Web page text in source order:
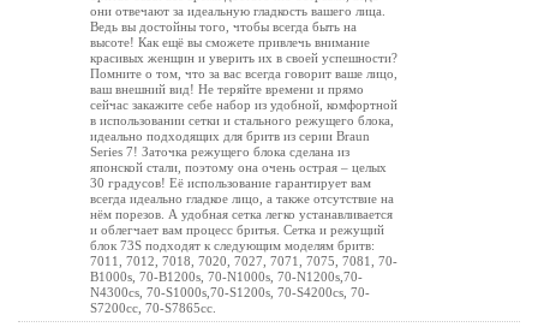
они отвечают за идеальную гладкость вашего лица.
Ведь вы достойны того, чтобы всегда быть на
высоте! Как ещё вы сможете привлечь внимание
красивых женщин и уверить их в своей успешности?
Помните о том, что за вас всегда говорит ваше лицо,
ваш внешний вид! Не теряйте времени и прямо
сейчас закажите себе набор из удобной, комфортной
в использовании сетки и стального режущего блока,
идеально подходящих для бритв из серии Braun
Series 7! Заточка режущего блока сделана из
японской стали, поэтому она очень острая – целых
30 градусов! Её использование гарантирует вам
всегда идеально гладкое лицо, а также отсутствие на
нём порезов. А удобная сетка легко устанавливается
и облегчает вам процесс бритья. Сетка и режущий
блок 73S подходят к следующим моделям бритв:
7011, 7012, 7018, 7020, 7027, 7071, 7075, 7081, 70-
B1000s, 70-B1200s, 70-N1000s, 70-N1200s,70-
N4300cs, 70-S1000s,70-S1200s, 70-S4200cs, 70-
S7200cc, 70-S7865cc.